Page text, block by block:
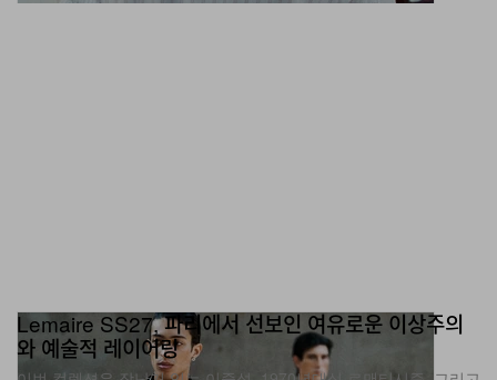
와 예술적 레이어링
이번 컬렉션은 장난기 있는 이중성, 1970년대식 로맨티시즘, 그리고
아티스트 Claudine Wick와의 몽환적인 컬래버레이션을 축으로 전개